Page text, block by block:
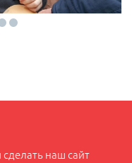
наш сайт